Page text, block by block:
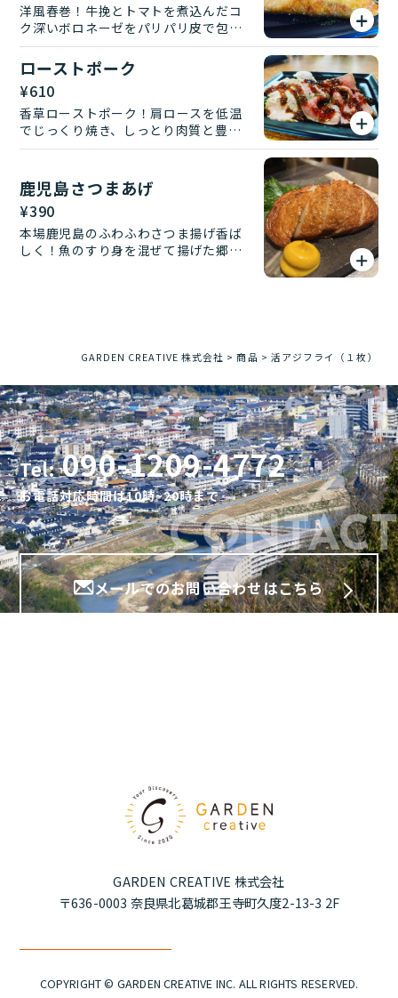
洋風春巻！牛挽とトマトを煮込んだコ
ク深いボロネーゼをパリパリ皮で包み
揚げた和洋折衷おつまみ。
ローストポーク
¥610
香草ローストポーク！肩ロースを低温
でじっくり焼き、しっとり肉質と豊か
な香りが魅力。
鹿児島さつまあげ
¥390
本場鹿児島のふわふわさつま揚げ香ば
しく！魚のすり身を混ぜて揚げた郷土
GARDEN CREATIVE 株式会社 >商品 > 活アジフライ（１枚）
CONTACT
Tel:090-1209-4772
お電話対応時間は10時~20時まで
メールでのお問い合わせはこちら
GARDEN CREATIVE 株式会社
〒636-0003 奈良県北葛城郡王寺町久度2-13-3 2F
COPYRIGHT © GARDEN CREATIVE INC. ALL RIGHTS RESERVED.